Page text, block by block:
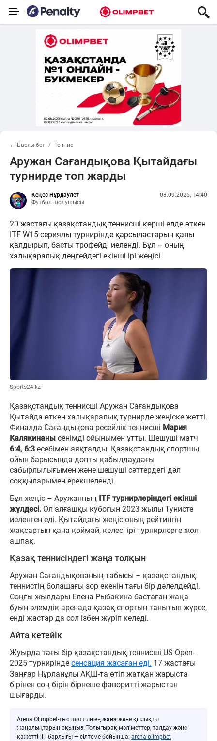
← Басты бет Теннис
Аружан Сағандықова Қытайдағы
турнирде топ жарды
Кеңес Нұрдаулет
Футбол шолушысы
08.09.2025, 14:40
20 жастағы қазақстандық теннисші көрші елде өткен
ITF W15 сериялы турнирінде қарсыластарын қапы
қалдырып, басты трофейді иеленді. Бұл – оның
халықаралық деңгейдегі екінші ірі жеңісі.
Sports24.kz
Қазақстандық теннисші Аружан Сағандықова
Қытайда өткен халықаралық турнирде жеңіске жетті.
Финалда Сағандықова ресейлік теннисші Мария
Калякинаны сенімді ойынымен ұтты. Шешуші матч
6:4, 6:3 есебімен аяқталды. Қазақстандық спортшы
ойын барысында допты қабылдаудағы
сабырлылығымен және шешуші сәттердегі дәл
соққыларымен ерекшеленді.
Бұл жеңіс – Аружанның ITF турнирлеріндегі екінші
жүлдесі. Ол алғашқы кубогын 2023 жылы Тунисте
иеленген еді. Қытайдағы жеңіс оның рейтингін
жақсартып қана қоймай, келесі ірі турнирлерге жол
ашпақ.
Қазақ теннисіндегі жаңа толқын
Аружан Сағандықованың табысы – қазақстандық
теннистің болашағы зор екенін тағы бір дәлелдейді.
Соңғы жылдары Елена Рыбакина бастаған жаңа
буын әлемдік аренада қазақ спортын танытып жүрсе,
енді жастар да сол ізбен жүріп келеді.
Айта кетейік
Жуырда тағы бір қазақстандық теннисші US Open-
2025 турнирінде сенсация жасаған еді. 17 жастағы
Заңғар Нұрланұлы АҚШ-та өтіп жатқан жарыста
бірінен соң бірін бірнеше фаворитті жарыстан
шығарды.
Arena Olimpbet-те спорттың ең жаңа және қызықты
жаңалықтарын оқыңыз! Толығырақ мәліметтер, талдау және
қажеттінің барлығы — сілтеме бойынша: arena.olimpbet